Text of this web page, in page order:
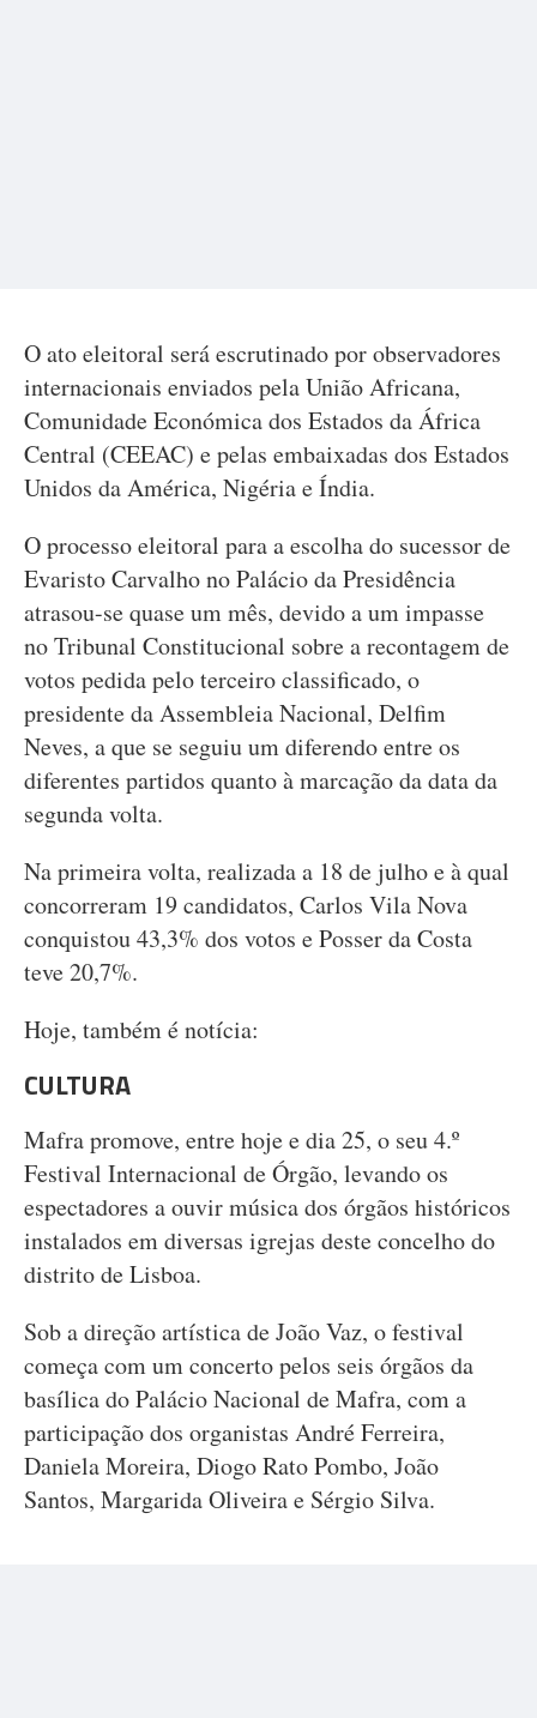
O ato eleitoral será escrutinado por observadores
internacionais enviados pela União Africana,
Comunidade Económica dos Estados da África
Central (CEEAC) e pelas embaixadas dos Estados
Unidos da América, Nigéria e Índia.
O processo eleitoral para a escolha do sucessor de
Evaristo Carvalho no Palácio da Presidência
atrasou-se quase um mês, devido a um impasse
no Tribunal Constitucional sobre a recontagem de
votos pedida pelo terceiro classificado, o
presidente da Assembleia Nacional, Delfim
Neves, a que se seguiu um diferendo entre os
diferentes partidos quanto à marcação da data da
segunda volta.
Na primeira volta, realizada a 18 de julho e à qual
concorreram 19 candidatos, Carlos Vila Nova
conquistou 43,3% dos votos e Posser da Costa
teve 20,7%.
Hoje, também é notícia:
CULTURA
Mafra promove, entre hoje e dia 25, o seu 4.º
Festival Internacional de Órgão, levando os
espectadores a ouvir música dos órgãos históricos
instalados em diversas igrejas deste concelho do
distrito de Lisboa.
Sob a direção artística de João Vaz, o festival
começa com um concerto pelos seis órgãos da
basílica do Palácio Nacional de Mafra, com a
participação dos organistas André Ferreira,
Daniela Moreira, Diogo Rato Pombo, João
Santos, Margarida Oliveira e Sérgio Silva.